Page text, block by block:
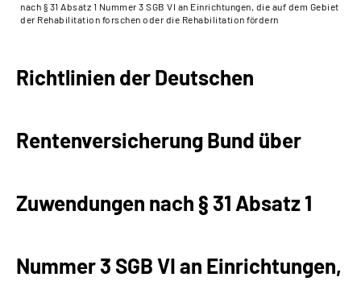
Beratung & Kontakt
Online-Services
nach § 31 Absatz 1 Nummer 3 SGB VI an Einrichtungen, die auf dem Gebiet
der Rehabilitation forschen oder die Rehabilitation fördern
Richtlinien der Deutschen
Rentenversicherung Bund über
Zuwendungen nach § 31 Absatz 1
Nummer 3 SGB VI an Einrichtungen,